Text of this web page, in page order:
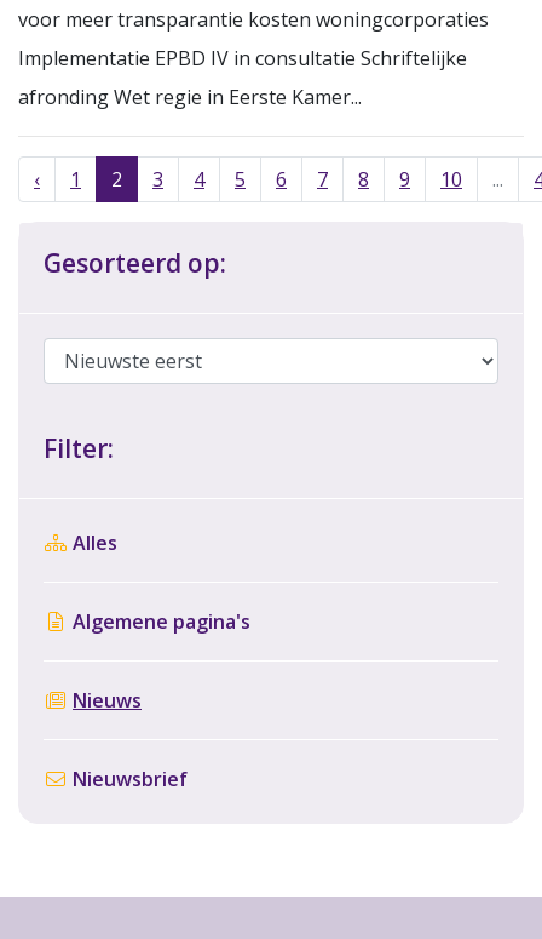
voor meer transparantie kosten woningcorporaties
Implementatie EPBD IV in consultatie Schriftelijke
afronding Wet regie in Eerste Kamer...
‹ 1 2 3 4 5 6 7 8 9 10 ...
Gesorteerd op:
Filter:
Alles
Algemene pagina's
Nieuws
Nieuwsbrief